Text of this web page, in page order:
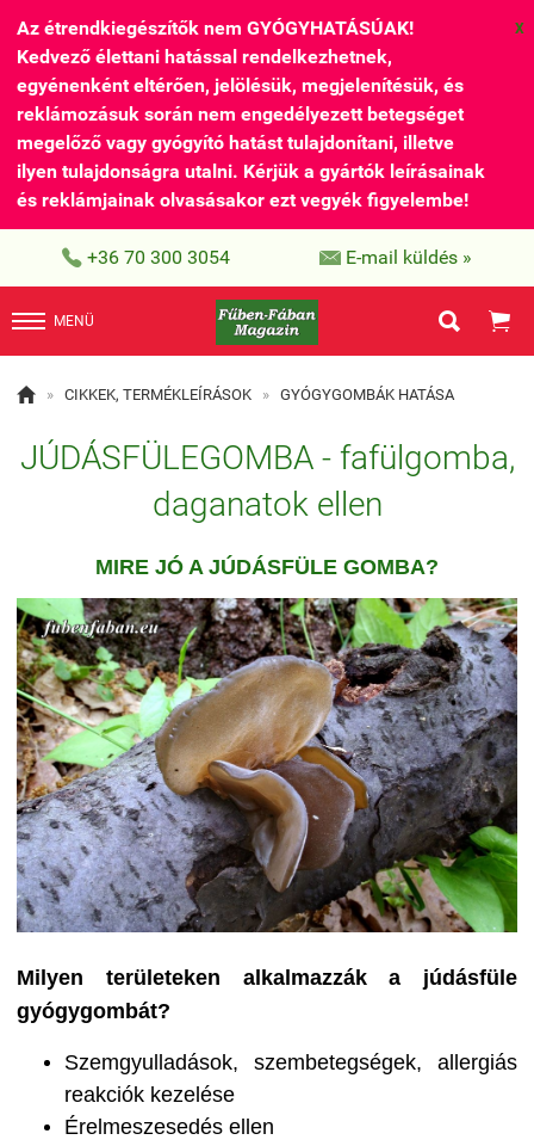
Az étrendkiegészítők nem GYÓGYHATÁSÚAK!
Kedvező élettani hatással rendelkezhetnek,
egyénenként eltérően, jelölésük, megjelenítésük, és
reklámozásuk során nem engedélyezett betegséget
megelőző vagy gyógyító hatást tulajdonítani, illetve
ilyen tulajdonságra utalni. Kérjük a gyártók leírásainak
és reklámjainak olvasásakor ezt vegyék figyelembe!
X
 +36 70 300 3054  E-mail küldés »
MENÜ  
 » CIKKEK, TERMÉKLEÍRÁSOK » GYÓGYGOMBÁK HATÁSA
JÚDÁSFÜLEGOMBA - fafülgomba,
daganatok ellen
MIRE JÓ A JÚDÁSFÜLE GOMBA?
Milyen területeken alkalmazzák a júdásfüle
gyógygombát?
Szemgyulladások, szembetegségek, allergiás
reakciók kezelése
Érelmeszesedés ellen